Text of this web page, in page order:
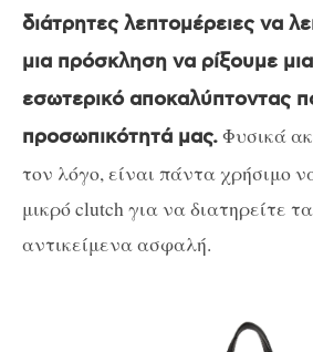
διάτρητες λεπτομέρειες να
μια πρόσκληση να ρίξουμε
εσωτερικό αποκαλύπτοντας
προσωπικότητά μας.Φυσικά
τον λόγο, είναι πάντα χρήσιμο
μικρό clutch για να διατηρείτε
αντικείμενα ασφαλή.